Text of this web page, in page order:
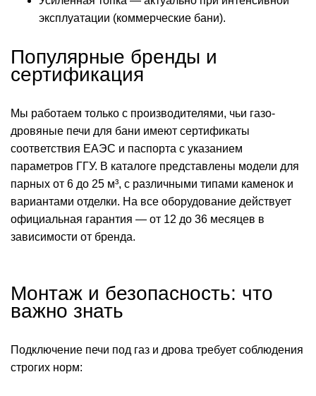
эксплуатации (коммерческие бани).
Популярные бренды и
сертификация
Мы работаем только с производителями, чьи газо-
дровяные печи для бани имеют сертификаты
соответствия ЕАЭС и паспорта с указанием
параметров ГГУ. В каталоге представлены модели для
парных от 6 до 25 м³, с различными типами каменок и
вариантами отделки. На все оборудование действует
официальная гарантия — от 12 до 36 месяцев в
зависимости от бренда.
Монтаж и безопасность: что
важно знать
Подключение печи под газ и дрова требует соблюдения
строгих норм: